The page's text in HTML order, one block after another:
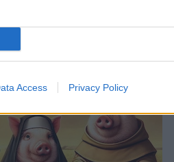
Access Privacy Policy
till alla de fantastiska öl som